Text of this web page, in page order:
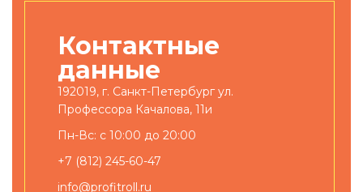
Контактные
данные
192019, г. Санкт-Петербург ул.
Профессора Качалова, 11и
Пн-Вс: с 10:00 до 20:00
+7 (812) 245-60-47
info@profitroll.ru